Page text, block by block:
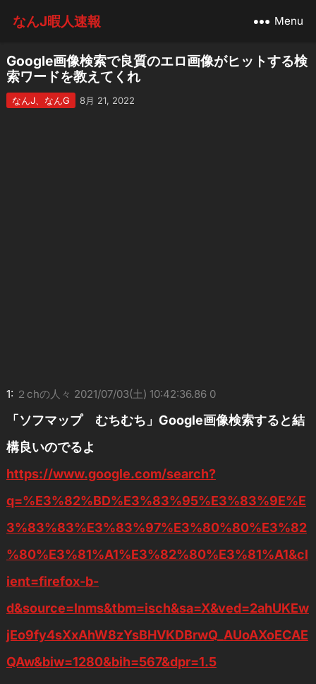
なんJ暇人速報 Menu
Google画像検索で良質のエロ画像がヒットする検
索ワードを教えてくれ
なんJ、なんG 8月 21, 2022
1: ２chの人々 2021/07/03(土) 10:42:36.86 0
「ソフマップ むちむち」Google画像検索すると結
構良いのでるよ
https://www.google.com/search?
q=%E3%82%BD%E3%83%95%E3%83%9E%E
3%83%83%E3%83%97%E3%80%80%E3%82
%80%E3%81%A1%E3%82%80%E3%81%A1&cl
ient=firefox-b-
d&source=lnms&tbm=isch&sa=X&ved=2ahUKEw
jEo9fy4sXxAhW8zYsBHVKDBrwQ_AUoAXoECAE
QAw&biw=1280&bih=567&dpr=1.5